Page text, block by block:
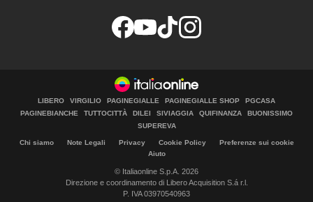
LIBERO VIRGILIO PAGINEGIALLE PAGINEGIALLE SHOP
PGCASA
PAGINEBIANCHE
TUTTOCITTÀ DILEI SIVIAGGIA QUIFINANZA
BUONISSIMO
SUPEREVA
Chi siamo Note Legali Privacy Cookie Policy
Preferenze sui cookie
Aiuto
© Italiaonline S.p.A. 2026
Direzione e coordinamento di Libero Acquisition S.á r.l.
P. IVA 03970540963